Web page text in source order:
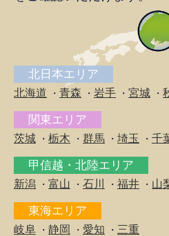
北日本エリア
北海道 ・ 青森 ・ 岩手 ・ 宮城 ・
関東エリア
茨城 ・ 栃木 ・ 群馬 ・ 埼玉 ・ 千
甲信越・北陸エリア
新潟 ・ 富山 ・ 石川 ・ 福井 ・ 山
東海エリア
岐阜 ・ 静岡 ・ 愛知 ・ 三重